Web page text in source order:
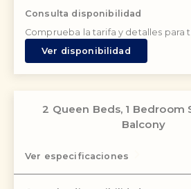
Consulta disponibilidad
Comprueba la tarifa y detalles para
Ver disponibilidad
2 Queen Beds, 1 Bedroom
Balcony
Ver especificaciones